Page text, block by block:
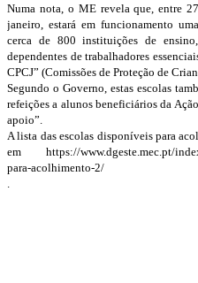
Numa nota, o ME revela que, entre
janeiro, estará em funcionamento
cerca de 800 instituições de
dependentes de trabalhadores
CPCJ” (Comissões de Proteção de
Segundo o Governo, estas escolas
refeições a alunos beneficiários da
apoio”.
A lista das escolas disponíveis para
em https://www.dgeste.mec.pt/
para-acolhimento-2/